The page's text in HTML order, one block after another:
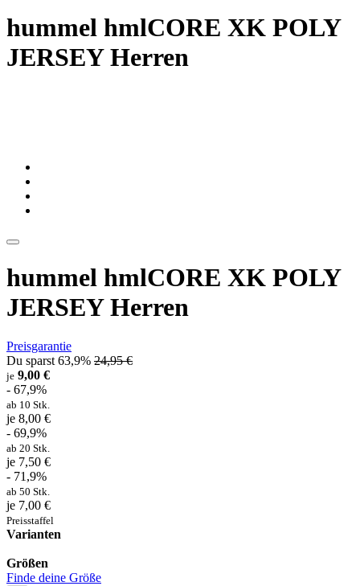
hummel hmlCORE XK POLY
JERSEY Herren
hummel hmlCORE XK POLY
JERSEY Herren
Preisgarantie
Du sparst 63,9% 24,95 €
je 9,00 €
- 67,9%
ab 10 Stk.
je 8,00 €
- 69,9%
ab 20 Stk.
je 7,50 €
- 71,9%
ab 50 Stk.
je 7,00 €
Preisstaffel
Varianten
Größen
Finde deine Größe